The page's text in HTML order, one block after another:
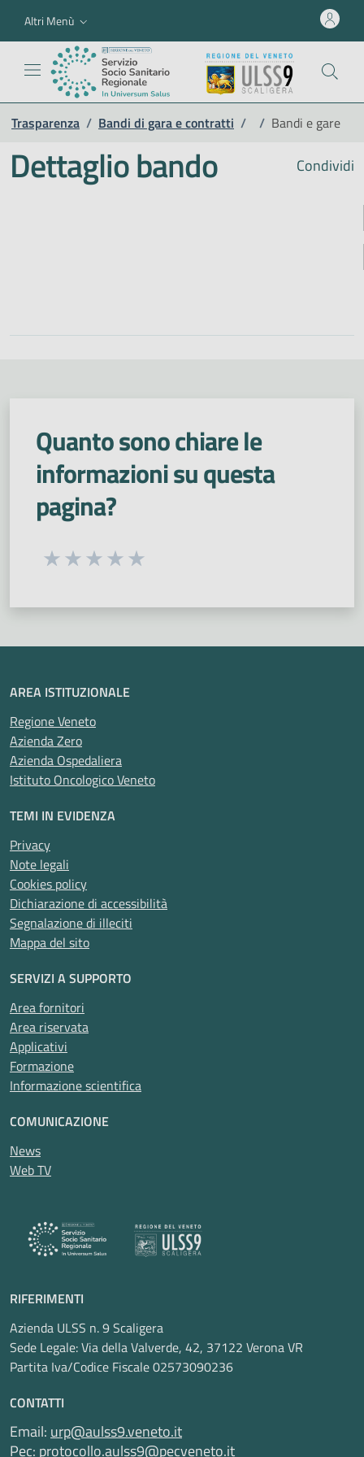
Altri Menù
Trasparenza / Bandi di gara e contratti / / Bandi e gare
Condividi
Dettaglio bando
Quanto sono chiare le
informazioni su questa
pagina?
Seleziona una valutazione da 1 a 5 stelle
AREA ISTITUZIONALE
Regione Veneto
Azienda Zero
Azienda Ospedaliera
Istituto Oncologico Veneto
TEMI IN EVIDENZA
Privacy
Note legali
Cookies policy
Dichiarazione di accessibilità
Segnalazione di illeciti
Mappa del sito
SERVIZI A SUPPORTO
Area fornitori
Area riservata
Applicativi
Formazione
Informazione scientifica
COMUNICAZIONE
News
Web TV
RIFERIMENTI
Azienda ULSS n. 9 Scaligera
Sede Legale: Via della Valverde, 42, 37122 Verona VR
Partita Iva/Codice Fiscale 02573090236
CONTATTI
Email: urp@aulss9.veneto.it
Pec: protocollo.aulss9@pecveneto.it